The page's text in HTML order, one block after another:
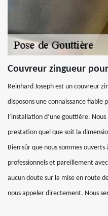
Couvreur zingueur
Reinhard Joseph est un couvreur
disposons une connaissance
l’installation d’une gouttière.
prestation quel que soit la
Bien sûr que nous sommes
professionnels et pareillement
aucun doute sur la mise en route
nous appeler directement. Nous